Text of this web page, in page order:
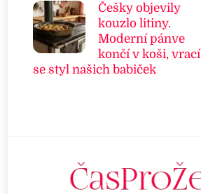
Češky objevily
kouzlo litiny.
Moderní pánve
končí v koši, vrací
se styl našich babiček